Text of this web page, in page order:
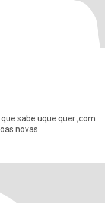
sabe uque quer ,com
novas